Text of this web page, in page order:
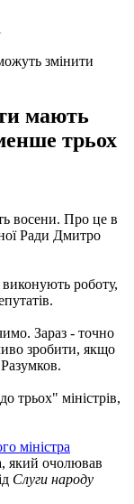
змінити
мають
трьох
восени. Про це в
Ради Дмитро
виконують роботу,
Зараз - точно
зробити, якщо
трьох" міністрів,
міністра
який очолював
Слуги народу